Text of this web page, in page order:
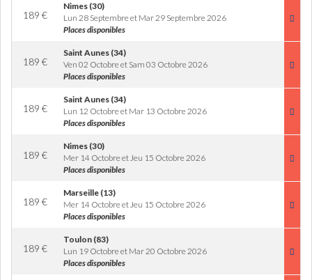
189 €
Nimes (30)
Lun 28 Septembre et Mar 29 Septembre 2026
Places disponibles
189 €
Saint Aunes (34)
Ven 02 Octobre et Sam 03 Octobre 2026
Places disponibles
189 €
Saint Aunes (34)
Lun 12 Octobre et Mar 13 Octobre 2026
Places disponibles
189 €
Nimes (30)
Mer 14 Octobre et Jeu 15 Octobre 2026
Places disponibles
189 €
Marseille (13)
Mer 14 Octobre et Jeu 15 Octobre 2026
Places disponibles
189 €
Toulon (83)
Lun 19 Octobre et Mar 20 Octobre 2026
Places disponibles